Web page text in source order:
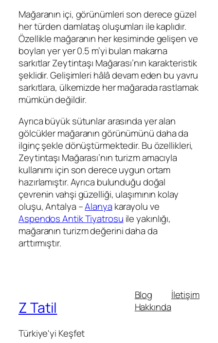
Mağaranın içi, görünümleri son derece güzel
her türden damlataş oluşumları ile kaplıdır.
Özellikle mağaranın her kesiminde gelişen ve
boyları yer yer 0.5 m’yi bulan makarna
sarkıtlar Zeytintaşı Mağarası’nın karakteristik
şeklidir. Gelişimleri hâlâ devam eden bu yavru
sarkıtlara, ülkemizde her mağarada rastlamak
mümkün değildir.
Ayrıca büyük sütunlar arasında yer alan
gölcükler mağaranın görünümünü daha da
ilginç şekle dönüştürmektedir. Bu özellikleri,
Zeytintaşı Mağarası’nın turizm amacıyla
kullanımı için son derece uygun ortam
hazırlamıştır. Ayrıca bulunduğu doğal
çevrenin vahşi güzelliği, ulaşımının kolay
oluşu, Antalya –Alanya karayolu ve
Aspendos Antik Tiyatrosu ile yakınlığı,
mağaranın turizm değerini daha da
arttırmıştır.
Z Tatil
Türkiye'yi Keşfet
Blog
Hakkında
İletişim